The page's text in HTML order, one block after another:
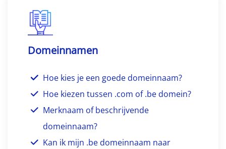
Domeinnamen
Hoe kies je een goede domeinnaam?
Hoe kiezen tussen .com of .be domein?
Merknaam of beschrijvende
domeinnaam?
Kan ik mijn .be domeinnaam naar